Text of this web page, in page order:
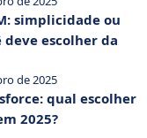
simplicidade ou
deve escolher da
de 2025
qual escolher
2025?